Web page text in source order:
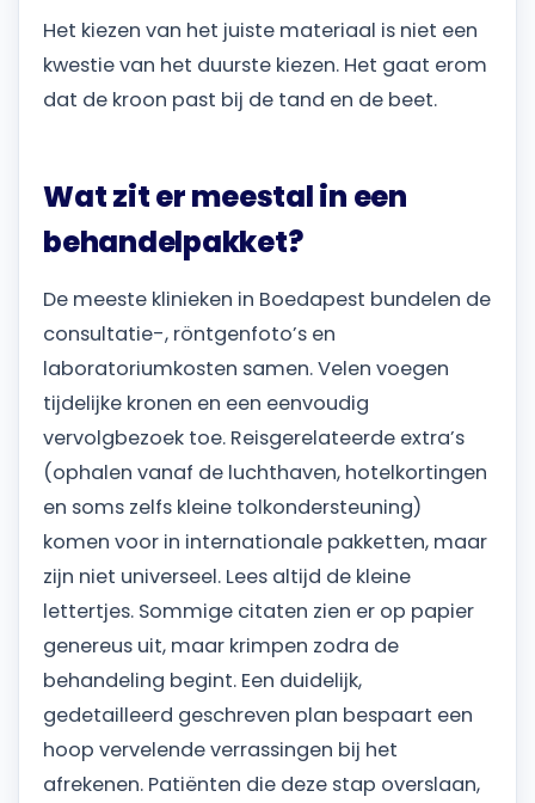
Het kiezen van het juiste materiaal is niet een
kwestie van het duurste kiezen. Het gaat erom
dat de kroon past bij de tand en de beet.
Wat zit er meestal in een
behandelpakket?
De meeste klinieken in Boedapest bundelen de
consultatie-, röntgenfoto’s en
laboratoriumkosten samen. Velen voegen
tijdelijke kronen en een eenvoudig
vervolgbezoek toe. Reisgerelateerde extra’s
(ophalen vanaf de luchthaven, hotelkortingen
en soms zelfs kleine tolkondersteuning)
komen voor in internationale pakketten, maar
zijn niet universeel. Lees altijd de kleine
lettertjes. Sommige citaten zien er op papier
genereus uit, maar krimpen zodra de
behandeling begint. Een duidelijk,
gedetailleerd geschreven plan bespaart een
hoop vervelende verrassingen bij het
afrekenen. Patiënten die deze stap overslaan,